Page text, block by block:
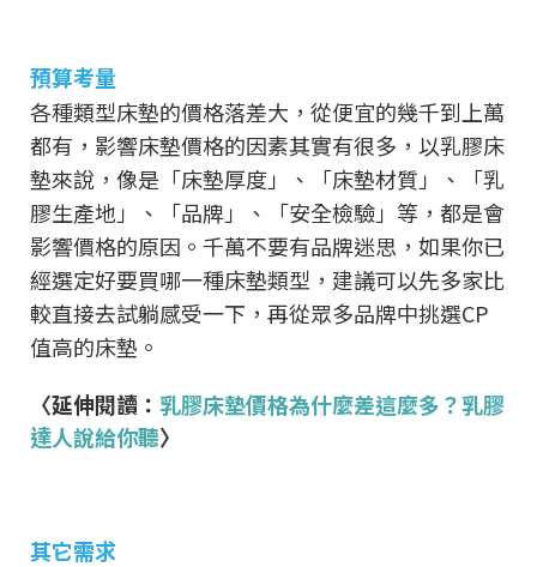
預算考量
各種類型床墊的價格落差大，從便宜的幾千到上萬
都有，影響床墊價格的因素其實有很多，以乳膠床
墊來說，像是「床墊厚度」、「床墊材質」、「乳
膠生產地」、「品牌」、「安全檢驗」等，都是會
影響價格的原因。千萬不要有品牌迷思，如果你已
經選定好要買哪一種床墊類型，建議可以先多家比
較直接去試躺感受一下，再從眾多品牌中挑選CP
值高的床墊。
〈延伸閱讀： 乳膠床墊價格為什麼差這麼多？乳膠
達人說給你聽〉
其它需求